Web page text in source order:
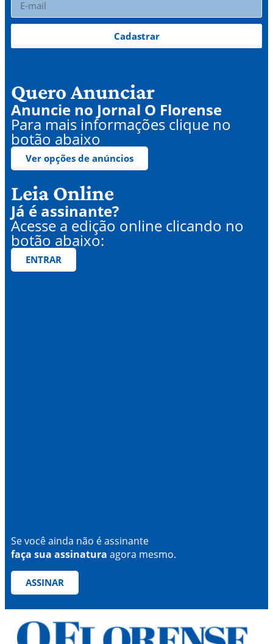
Cadastrar
Quero Anunciar
Anuncie no Jornal O Florense
Para mais informações clique no
botão abaixo
Ver opções de anúncios
Leia Online
Já é assinante?
Acesse a edição online clicando no
botão abaixo:
ENTRAR
Se você ainda não é assinante
faça sua assinatura agora mesmo.
ASSINAR